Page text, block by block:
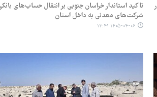
تاکید استاندار خراسان جنوبی بر انتقال حساب‌های
شرکت‌های معدنی به داخل استان
۱۴۰۵-۰۴-۰۶ ۱۳:۴۱